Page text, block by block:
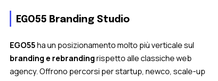
EGO55 Branding Studio
EGO55ha un posizionamento molto più verticale sul
branding e rebrandingrispetto alle classiche web
agency. Offrono percorsi per startup, newco, scale-up